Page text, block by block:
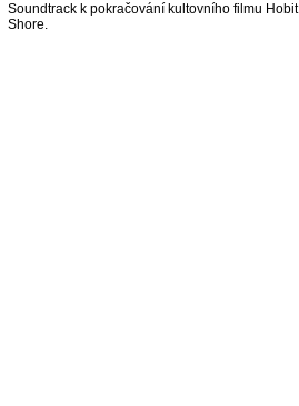
Soundtrack k pokračování kultovního filmu
Shore.